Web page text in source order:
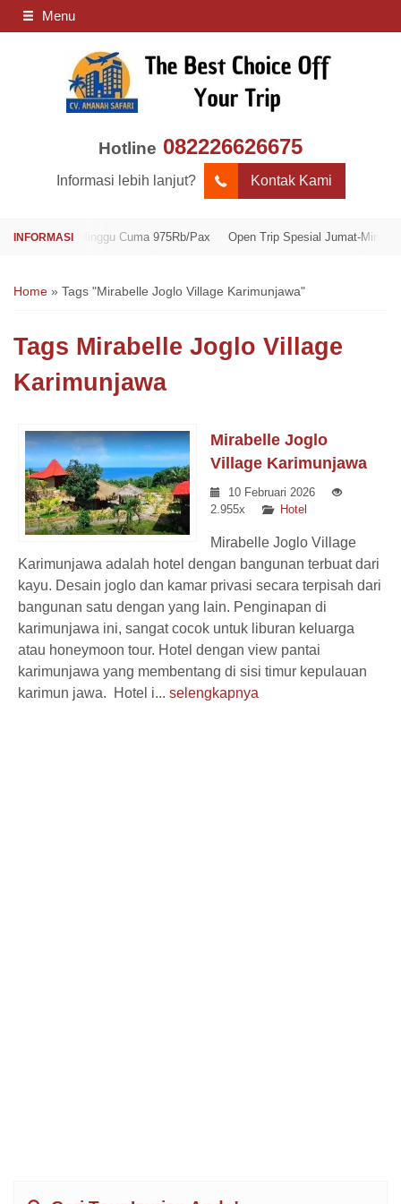
Menu
Hotline 082226626675
Informasi lebih lanjut? Kontak Kami
Minggu Cuma 975Rb/Pax Open Trip Spesial Jumat-Minggu Cuma
Home » Tags "Mirabelle Joglo Village Karimunjawa"
Tags Mirabelle Joglo Village
Karimunjawa
Mirabelle Joglo
Village Karimunjawa
10 Februari 2026
2.955x
Hotel
Mirabelle Joglo Village
Karimunjawa adalah hotel dengan bangunan terbuat dari
kayu. Desain joglo dan kamar privasi secara terpisah dari
bangunan satu dengan yang lain. Penginapan di
karimunjawa ini, sangat cocok untuk liburan keluarga
atau honeymoon tour. Hotel dengan view pantai
karimunjawa yang membentang di sisi timur kepulauan
karimun jawa. Hotel i... selengkapnya